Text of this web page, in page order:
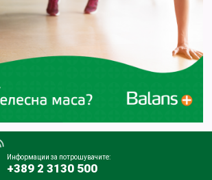
Информации за потрошувачите:
+389 2 3130 500